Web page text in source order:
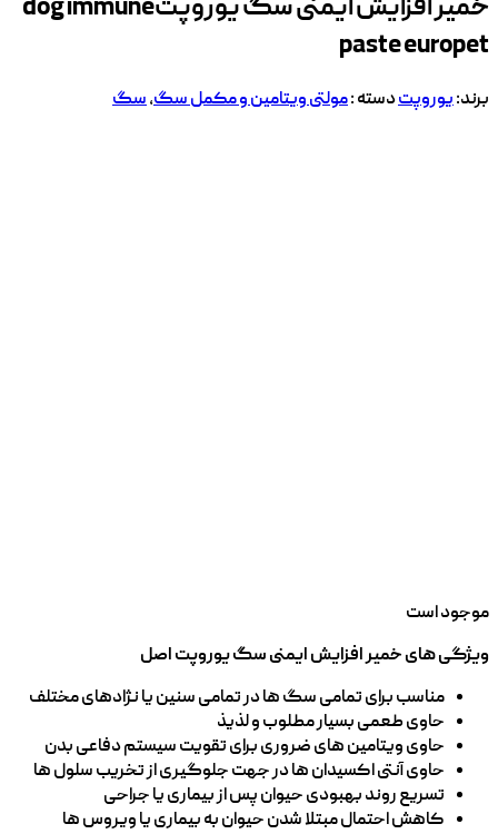
خمیر افزایش ایمنی سگ یوروپتdog immune
paste europet
برند:یوروپتدسته :مولتی ویتامین و مکمل سگ,سگ
موجود است
ویژگی های خمیر افزایش ایمنی سگ یوروپت اصل
مناسب برای تمامی سگ ها در تمامی سنین یا نژادهای مختلف
حاوی طعمی بسیار مطلوب و لذیذ
حاوی ویتامین های ضروری برای تقویت سیستم دفاعی بدن
حاوی آنتی اکسیدان ها در جهت جلوگیری از تخریب سلول ها
تسریع روند بهبودی حیوان پس از بیماری یا جراحی
کاهش احتمال مبتلا شدن حیوان به بیماری یا ویروس ها